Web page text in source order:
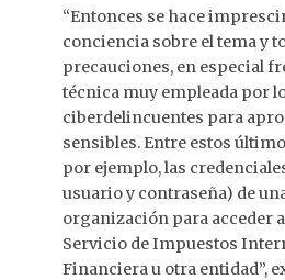
“Entonces se hace
conciencia sobre el tema y
precauciones, en especial
técnica muy empleada por
ciberdelincuentes para
sensibles. Entre estos
por ejemplo, las
usuario y contraseña) de
organización para acceder
Servicio de Impuestos
Financiera u otra entidad”,